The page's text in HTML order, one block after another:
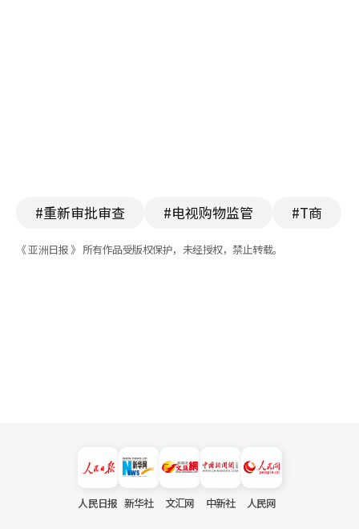
#重新审批审查 #电视购物监管 #T商
《 亚洲日报 》 所有作品受版权保护，未经授权，禁止转载。
人民日报 新华社 文汇网 中新社 人民网